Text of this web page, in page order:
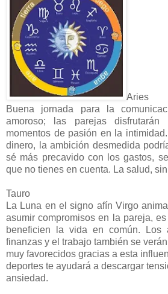
Aries
Buena jornada para la
amoroso; las parejas
momentos de pasión en la
dinero, la ambición desmedida
sé más precavido con los gastos,
que no tienes en cuenta. La salud,
Tauro
La Luna en el signo afín Virgo
asumir compromisos en la pareja,
beneficien la vida en común. Los
finanzas y el trabajo también se verán
muy favorecidos gracias a esta
deportes te ayudará a descargar
ansiedad.